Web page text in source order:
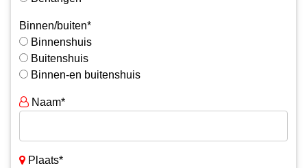
Binnen/buiten*
Binnenshuis
Buitenshuis
Binnen-en buitenshuis
Naam*
Plaats*